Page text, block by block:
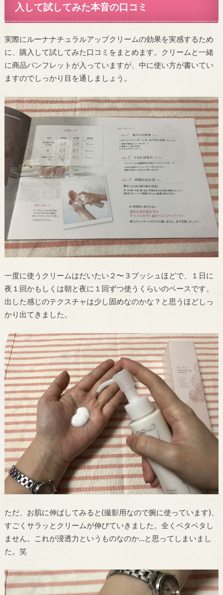
入して試してみた本音の口コミ
実際にルーナナチュラルアップクリームの効果を実感するため
に、購入して試してみた口コミをまとめます。クリームと一緒
に商品パンフレットが入っていますが、中に使い方が書いてい
ますのでしっかり目を通しましょう。
一度に使うクリームはだいたい２〜３プッシュほどで、１日に
夜１回かもしくは朝と夜に１回ずつ使うくらいのペースです。
出した感じのテクスチャは少し固めなのかな？と思うほどしっ
かり出てきました。
ただ、お肌に伸ばしてみると(撮影用なので腕に使っています)、
すごくサラッとクリームが伸びていきました。全くベタベタし
ません。これが浸透力というものなのか…と思ってしまいまし
た。笑